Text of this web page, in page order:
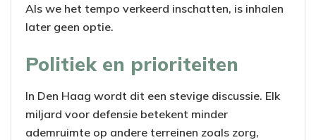
Als we het tempo verkeerd inschatten, is inhalen
later geen optie.
Politiek en prioriteiten
In Den Haag wordt dit een stevige discussie. Elk
miljard voor defensie betekent minder
ademruimte op andere terreinen zoals zorg,